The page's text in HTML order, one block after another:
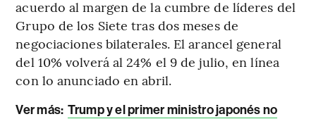
acuerdo al margen de la cumbre de líderes del
Grupo de los Siete tras dos meses de
negociaciones bilaterales. El arancel general
del 10% volverá al 24% el 9 de julio, en línea
con lo anunciado en abril.
Ver más: Trump y el primer ministro japonés no